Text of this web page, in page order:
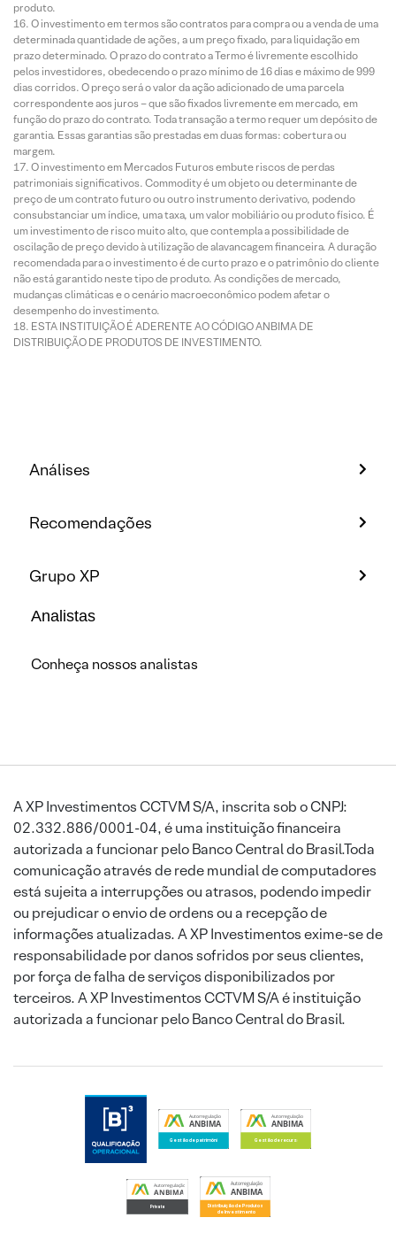
produto.
O investimento em termos são contratos para compra ou a venda de uma
determinada quantidade de ações, a um preço fixado, para liquidação em
prazo determinado. O prazo do contrato a Termo é livremente escolhido
pelos investidores, obedecendo o prazo mínimo de 16 dias e máximo de 999
dias corridos. O preço será o valor da ação adicionado de uma parcela
correspondente aos juros – que são fixados livremente em mercado, em
função do prazo do contrato. Toda transação a termo requer um depósito de
garantia. Essas garantias são prestadas em duas formas: cobertura ou
margem.
O investimento em Mercados Futuros embute riscos de perdas
patrimoniais significativos. Commodity é um objeto ou determinante de
preço de um contrato futuro ou outro instrumento derivativo, podendo
consubstanciar um índice, uma taxa, um valor mobiliário ou produto físico. É
um investimento de risco muito alto, que contempla a possibilidade de
oscilação de preço devido à utilização de alavancagem financeira. A duração
recomendada para o investimento é de curto prazo e o patrimônio do cliente
não está garantido neste tipo de produto. As condições de mercado,
mudanças climáticas e o cenário macroeconômico podem afetar o
desempenho do investimento.
ESTA INSTITUIÇÃO É ADERENTE AO CÓDIGO ANBIMA DE
DISTRIBUIÇÃO DE PRODUTOS DE INVESTIMENTO.
Análises
Recomendações
Grupo XP
Analistas
Conheça nossos analistas
A XP Investimentos CCTVM S/A, inscrita sob o CNPJ:
02.332.886/0001-04, é uma instituição financeira
autorizada a funcionar pelo Banco Central do Brasil.Toda
comunicação através de rede mundial de computadores
está sujeita a interrupções ou atrasos, podendo impedir
ou prejudicar o envio de ordens ou a recepção de
informações atualizadas. A XP Investimentos exime-se de
responsabilidade por danos sofridos por seus clientes,
por força de falha de serviços disponibilizados por
terceiros. A XP Investimentos CCTVM S/A é instituição
autorizada a funcionar pelo Banco Central do Brasil.